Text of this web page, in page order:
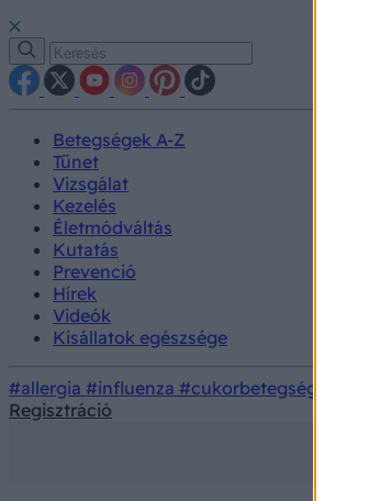
Betegségek A-Z
Tünet
Vizsgálat
Kezelés
Életmódváltás
Kutatás
Prevenció
Hírek
Videók
Kisállatok egészsége
#allergia #influenza #cukorbetegség
Regisztráció